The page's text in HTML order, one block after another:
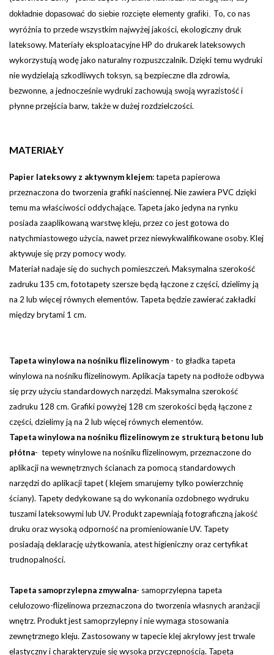
dokładnie dopasować do siebie rozcięte elementy grafiki. To, co nas
wyróżnia to przede wszystkim najwyżej jakości, ekologiczny druk
lateksowy. Materiały eksploatacyjne HP do drukarek lateksowych
wykorzystują wodę jako naturalny rozpuszczalnik. Dzięki temu wydruki
nie wydzielają szkodliwych toksyn, są bezpieczne dla zdrowia,
bezwonne, a jednocześnie wydruki zachowują swoją wyrazistość i
płynne przejścia barw, także w dużej rozdzielczości.
MATERIAŁY
Papier lateksowy z aktywnym klejem:tapeta papierowa
przeznaczona do tworzenia grafiki naściennej. Nie zawiera PVC dzięki
temu ma właściwości oddychające. Tapeta jako jedyna na rynku
posiada zaaplikowaną warstwę kleju, przez co jest gotowa do
natychmiastowego użycia, nawet przez niewykwalifikowane osoby. Klej
aktywuje się przy pomocy wody.
Materiał nadaje się do suchych pomieszczeń. Maksymalna szerokość
zadruku 135 cm, fototapety szersze będą łączone z części, dzielimy ją
na 2 lub więcej równych elementów. Tapeta będzie zawierać zakładki
między brytami 1 cm.
Tapeta winylowa na nośniku flizelinowym - to gładka tapeta
winylowa na nośniku flizelinowym. Aplikacja tapety na podłoże odbywa
się przy użyciu standardowych narzędzi.Maksymalna szerokość
zadruku 128 cm. Grafiki powyżej 128 cm szerokości będą łączone z
części, dzielimy ją na 2 lub więcej równych elementów.
Tapeta winylowa na nośniku flizelinowym ze strukturą betonu lub
płótna- tepety winylowe na nośniku flizelinowym, przeznaczone do
aplikacji na wewnętrznych ścianach za pomocą standardowych
narzędzi do aplikacji tapet ( klejem smarujemy tylko powierzchnię
ściany). Tapety dedykowane są do wykonania ozdobnego wydruku
tuszami lateksowymi lub UV. Produkt zapewniają fotograficzną jakość
druku oraz wysoką odporność na promieniowanie UV. Tapety
posiadają deklarację użytkowania, atest higieniczny oraz certyfikat
trudnopalności.
Tapeta samoprzylepna zmywalna- samoprzylepna tapeta
celulozowo-flizelinowa przeznaczona do tworzenia własnych aranżacji
wnętrz. Produkt jest samoprzylepny i nie wymaga stosowania
zewnętrznego kleju. Zastosowany w tapecie klej akrylowy jest trwale
elastyczny i charakteryzuje się wysoką przyczepnością. Tapeta